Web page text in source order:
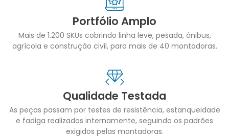
Portfólio Amplo
Mais de 1.200 SKUs cobrindo linha leve, pesada, ônibus,
agrícola e construção civil, para mais de 40 montadoras.
Qualidade Testada
As peças passam por testes de resistência, estanqueidade
e fadiga realizados internamente, seguindo os padrões
exigidos pelas montadoras.